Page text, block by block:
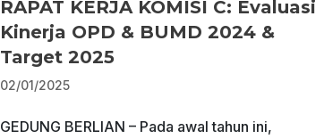
RAPAT KERJA KOMISI C: Evaluasi
Kinerja OPD & BUMD 2024 &
Target 2025
02/01/2025
GEDUNG BERLIAN – Pada awal tahun ini,